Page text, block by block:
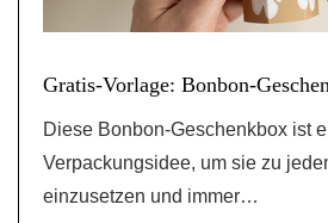
Gratis-Vorlage: Bonbon-
Diese Bonbon-Geschenkbox ist
Verpackungsidee, um sie zu
einzusetzen und immer…